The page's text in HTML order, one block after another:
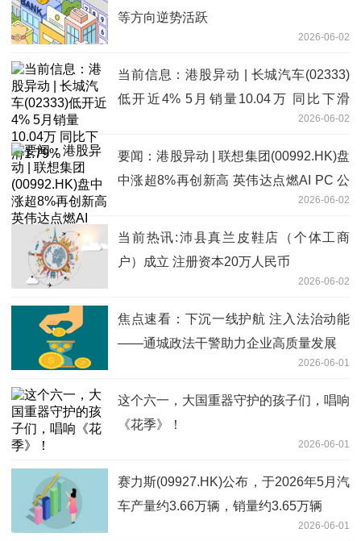
等方向逆势活跃
2026-06-02
当前信息：港股异动 | 长城汽车(02333)
低开近4% 5月销量10.04万 同比下滑
2026-06-02
要闻：港股异动 | 联想集团(00992.HK)盘
中涨超8%再创新高 英伟达点燃AI PC 公
2026-06-02
当前热讯:沛县真兰皮鞋店（个体工商
户）成立 注册资本20万人民币
2026-06-02
焦点速看：下沉一线护航 注入法治动能
——通城政法干警助力企业高质量发展
2026-06-01
这个六一，大国重器守护的孩子们，唱响
《花季》！
2026-06-01
赛力斯(09927.HK)公布，于2026年5月汽
车产量约3.66万辆，销量约3.65万辆
2026-06-01